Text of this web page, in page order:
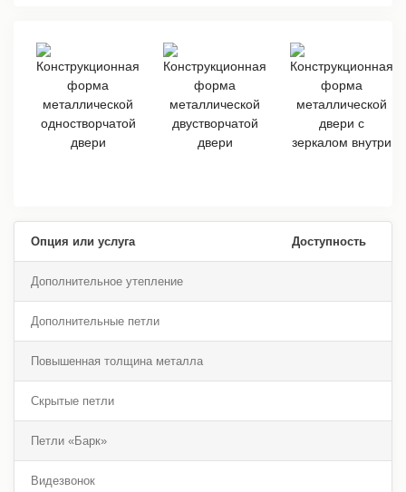
Опция или услуга Доступность
Дополнительное утепление
Дополнительные петли
Повышенная толщина металла
Скрытые петли
Петли «Барк»
Видезвонок